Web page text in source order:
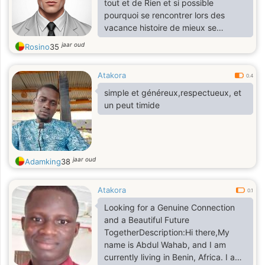
tout et de Rien et si possible
pourquoi se rencontrer lors des
vacance histoire de mieux se
connaître
Rosino35jaar oud
Atakora 0.4
simple et généreux,respectueux, et
un peut timide
Adamking38jaar oud
Atakora 0.1
Looking for a Genuine Connection
and a Beautiful Future
TogetherDescription:Hi there,My
name is Abdul Wahab, and I am
currently living in Benin, Africa. I am